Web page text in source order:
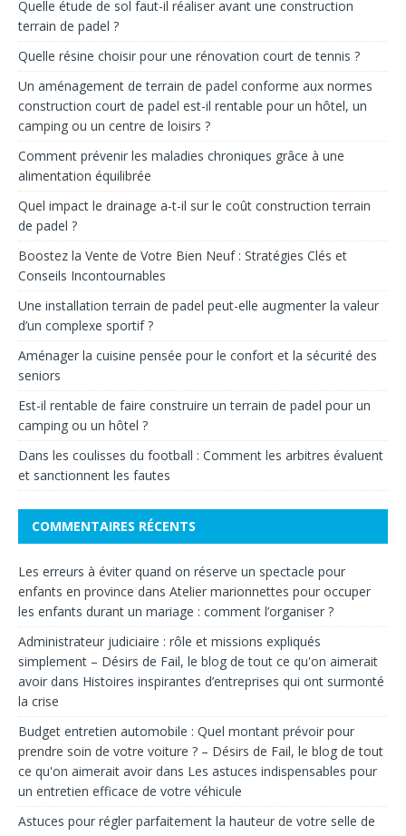
Quelle étude de sol faut-il réaliser avant une construction
terrain de padel ?
Quelle résine choisir pour une rénovation court de tennis ?
Un aménagement de terrain de padel conforme aux normes
construction court de padel est-il rentable pour un hôtel, un
camping ou un centre de loisirs ?
Comment prévenir les maladies chroniques grâce à une
alimentation équilibrée
Quel impact le drainage a-t-il sur le coût construction terrain
de padel ?
Boostez la Vente de Votre Bien Neuf : Stratégies Clés et
Conseils Incontournables
Une installation terrain de padel peut-elle augmenter la valeur
d’un complexe sportif ?
Aménager la cuisine pensée pour le confort et la sécurité des
seniors
Est-il rentable de faire construire un terrain de padel pour un
camping ou un hôtel ?
Dans les coulisses du football : Comment les arbitres évaluent
et sanctionnent les fautes
COMMENTAIRES RÉCENTS
Les erreurs à éviter quand on réserve un spectacle pour
enfants en province dans Atelier marionnettes pour occuper
les enfants durant un mariage : comment l’organiser ?
Administrateur judiciaire : rôle et missions expliqués
simplement – Désirs de Fail, le blog de tout ce qu'on aimerait
avoir dans Histoires inspirantes d’entreprises qui ont surmonté
la crise
Budget entretien automobile : Quel montant prévoir pour
prendre soin de votre voiture ? – Désirs de Fail, le blog de tout
ce qu'on aimerait avoir dans Les astuces indispensables pour
un entretien efficace de votre véhicule
Astuces pour régler parfaitement la hauteur de votre selle de